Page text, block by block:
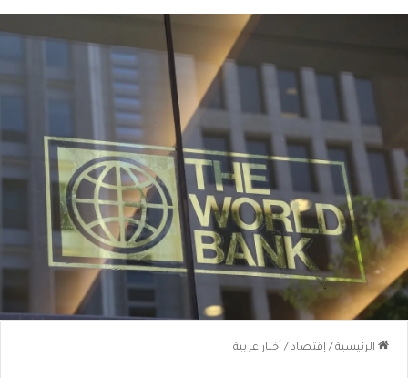
الرئيسية / إقتصاد / أخبار عربية